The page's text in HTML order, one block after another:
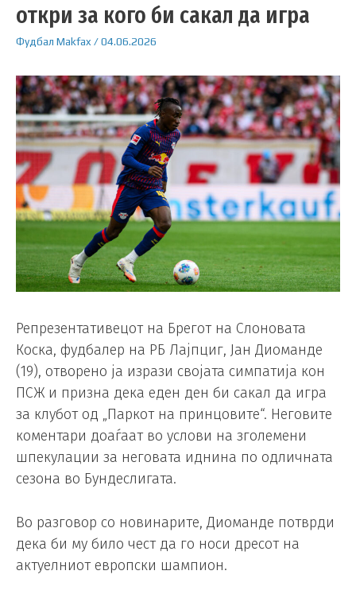
откри за кого би сакал да игра
Фудбал Makfax /04.06.2026
Репрезентативецот на Брегот на Слоновата
Коска, фудбалер на РБ Лајпциг, Јан Диоманде
(19), отворено ја изрази својата симпатија кон
ПСЖ и призна дека еден ден би сакал да игра
за клубот од „Паркот на принцовите“. Неговите
коментари доаѓаат во услови на зголемени
шпекулации за неговата иднина по одличната
сезона во Бундеслигата.
Во разговор со новинарите, Диоманде потврди
дека би му било чест да го носи дресот на
актуелниот европски шампион.